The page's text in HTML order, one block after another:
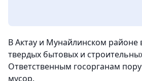
В Актау и Мунайлинском районе
твердых бытовых и
Ответственным госорганам
мусор.